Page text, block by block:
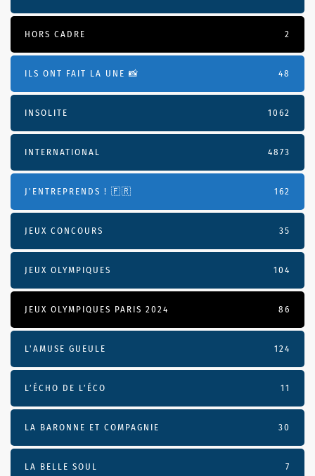
HORS CADRE 2
ILS ONT FAIT LA UNE 📸 48
INSOLITE 1062
INTERNATIONAL 4873
J'ENTREPRENDS ! 🇫🇷 162
JEUX CONCOURS 35
JEUX OLYMPIQUES 104
JEUX OLYMPIQUES PARIS 2024 86
L'AMUSE GUEULE 124
L’ÉCHO DE L’ÉCO 11
LA BARONNE ET COMPAGNIE 30
LA BELLE SOUL 7